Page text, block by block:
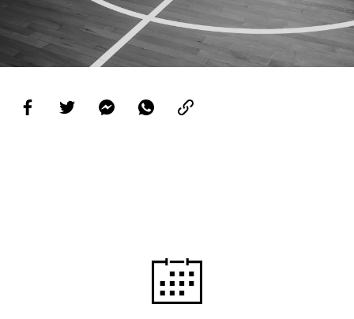
PROJETOS
LIGA BETCLIC MASCULINA